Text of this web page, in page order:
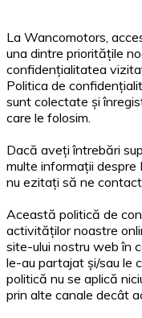
La Wancomotors,
una dintre prioritățile
confidențialitatea
Politica de
sunt colectate și
care le folosim.
Dacă aveți întrebări
multe informații
nu ezitați să ne
Această politică de
activităților noastre
site-ului nostru web în
le-au partajat și/sau le
politică nu se aplică
prin alte canale decât